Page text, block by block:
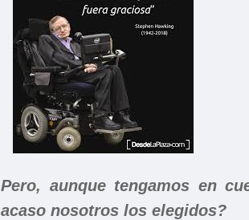
Pero, aunque tengamos en
acaso nosotros los elegidos?